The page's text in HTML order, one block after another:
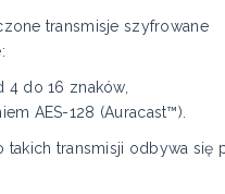
transmisje szyfrowane
4 do 16 znaków,
AES-128 (Auracast™).
takich transmisji odbywa się